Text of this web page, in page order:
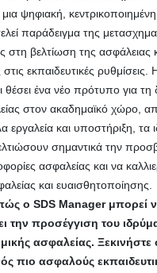
ψηφιακή,
παράδειγμα της
στη βελτίωση της ασφάλειας
εκπαιδευτικές ρυθμίσεις.
θέσει ένα νέο πρότυπο για τη
στον ακαδημαϊκό χώρο,
εργαλεία και υποστήριξη, τα
σημαντικά την
ασφαλείας και να
και ευαισθητοποίησης.
ο SDS Manager μπορεί
την προσέγγιση του
ασφαλείας.
πιο ασφαλούς